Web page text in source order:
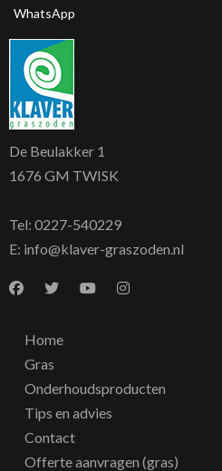
WhatsApp
De Beulakker 1
1676 GM TWISK
Tel: 0227-540229
E: info@klaver-graszoden.nl
Home
Gras
Onderhoudsproducten
Tips en advies
Contact
Offerte aanvragen (gras)